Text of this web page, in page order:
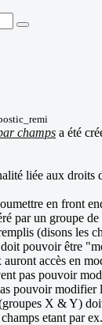
champs a été
liée aux droits
en front
par un groupe
(disons les
pouvoir être
accès en
pas pouvoir
pouvoir modifier
X & Y)
etant par